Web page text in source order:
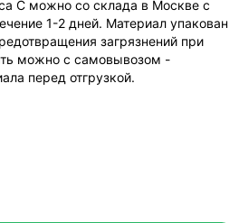
С можно со склада в Москве с
1-2 дней. Материал упакован
загрязнений при
можно с самовывозом -
перед отгрузкой.